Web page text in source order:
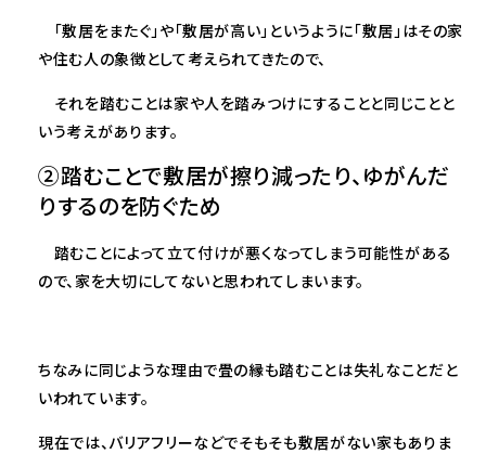
「敷居をまたぐ」や「敷居が高い」というように「敷居」はその家
や住む人の象徴として考えられてきたので、
それを踏むことは家や人を踏みつけにすることと同じことと
いう考えがあります。
②踏むことで敷居が擦り減ったり、ゆがんだ
りするのを防ぐため
踏むことによって立て付けが悪くなってしまう可能性がある
ので、家を大切にしてないと思われてしまいます。
ちなみに同じような理由で畳の縁も踏むことは失礼なことだと
いわれています。
現在では、バリアフリーなどでそもそも敷居がない家もありま